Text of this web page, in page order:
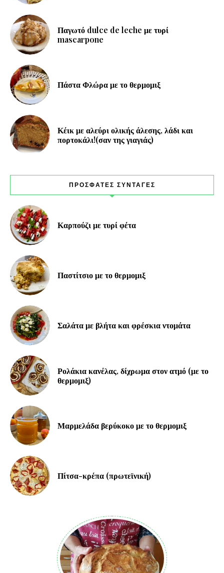
Παγωτό dulce de leche με τυρί
mascarpone
Πάστα Φλώρα με το θερμομιξ
Κέικ με αλεύρι ολικής άλεσης, λάδι και
πορτοκάλι!(σαν της γιαγιάς)
ΠΡΟΣΦΑΤΕΣ ΣΥΝΤΑΓΕΣ
Καρπούζι με τυρί φέτα
Παστίτσιο με το θερμομιξ
Σαλάτα με βλήτα και φρέσκια ντομάτα
Ρολάκια κανέλας, δίχρωμα στον ατμό (με το
θερμομιξ)
Μαρμελάδα βερύκοκο με το θερμομιξ
Πίτσα-κρέπα (πρωτεϊνική)